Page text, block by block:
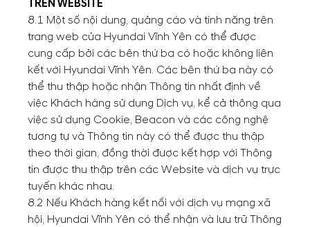
TRÊN WEBSITE
8.1 Một số nội dung, quảng cáo và tính năng trên
trang web của Hyundai Vĩnh Yên có thể được
cung cấp bởi các bên thứ ba có hoặc không liên
kết với Hyundai Vĩnh Yên. Các bên thứ ba này có
thể thu thập hoặc nhận Thông tin nhất định về
việc Khách hàng sử dụng Dịch vụ, kể cả thông qua
việc sử dụng Cookie, Beacon và các công nghệ
tương tự và Thông tin này có thể được thu thập
theo thời gian, đồng thời được kết hợp với Thông
tin được thu thập trên các Website và dịch vụ trực
tuyến khác nhau.
8.2 Nếu Khách hàng kết nối với dịch vụ mạng xã
hội, Hyundai Vĩnh Yên có thể nhận và lưu trữ Thông